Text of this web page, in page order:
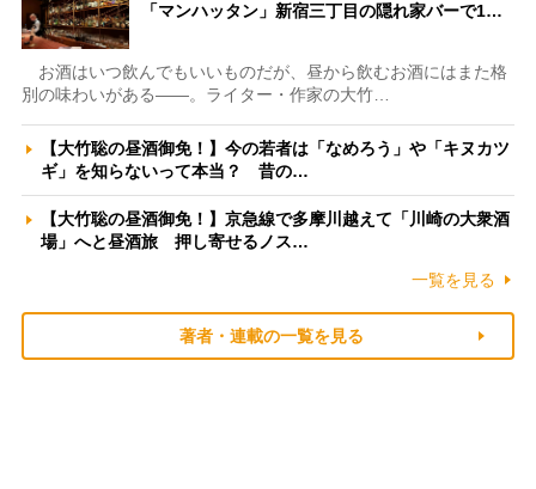
「マンハッタン」新宿三丁目の隠れ家バーで1…
お酒はいつ飲んでもいいものだが、昼から飲むお酒にはまた格
別の味わいがある――。ライター・作家の大竹…
【大竹聡の昼酒御免！】今の若者は「なめろう」や「キヌカツ
ギ」を知らないって本当？ 昔の…
【大竹聡の昼酒御免！】京急線で多摩川越えて「川崎の大衆酒
場」へと昼酒旅 押し寄せるノス…
一覧を見る
著者・連載の一覧を見る